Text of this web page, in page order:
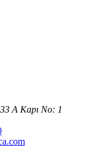
A Kapı No: 1